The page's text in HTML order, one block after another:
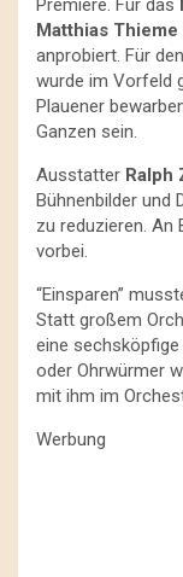
Premiere. Für das
Matthias Thieme
anprobiert. Für
wurde im Vorfeld
Plauener
Ganzen sein.
Ausstatter Ralph
Bühnenbilder und
zu reduzieren. An
vorbei.
“Einsparen”
Statt großem
eine
oder Ohrwürmer
mit ihm im
Werbung